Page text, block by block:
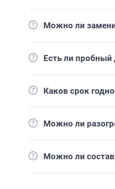
Можно ли
Есть ли пробный
Каков срок
Можно ли
Можно ли